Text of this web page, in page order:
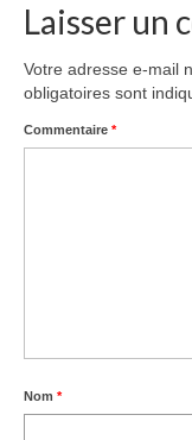
Laisser un
Votre adresse e-mail
obligatoires sont
Commentaire *
Nom *